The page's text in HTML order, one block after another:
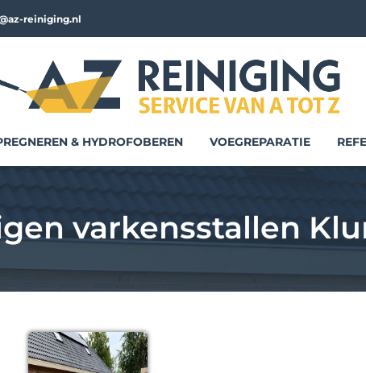
reiniging.nl
& HYDROFOBEREN VOEGREPARATIE
varkensstallen